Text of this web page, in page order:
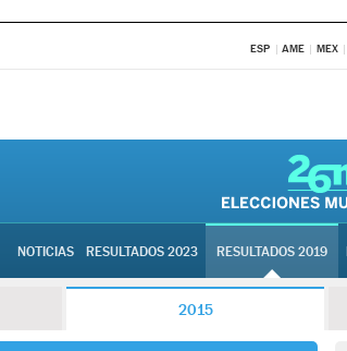
ESP AME MEX
NOTICIAS RESULTADOS 2023 RESULTADOS 2019
2015